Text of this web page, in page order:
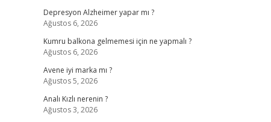
Depresyon Alzheimer yapar mı ?
Ağustos 6, 2026
Kumru balkona gelmemesi için ne yapmalı ?
Ağustos 6, 2026
Avene iyi marka mı ?
Ağustos 5, 2026
Analı Kızlı nerenin ?
Ağustos 3, 2026